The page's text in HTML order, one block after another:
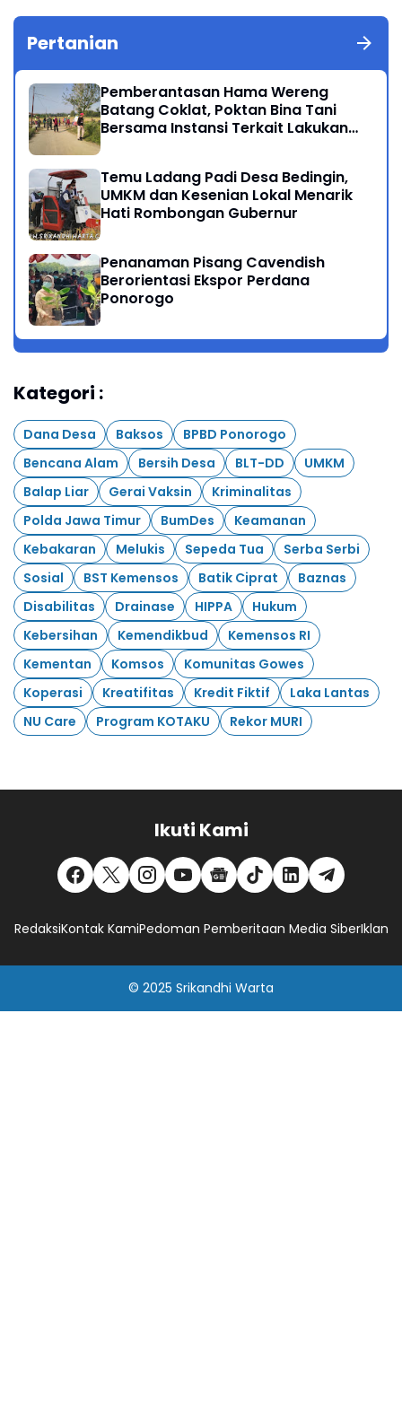
Pertanian
Pemberantasan Hama Wereng
Batang Coklat, Poktan Bina Tani
Bersama Instansi Terkait Lakukan
Temu Ladang Padi Desa Bedingin,
UMKM dan Kesenian Lokal Menarik
Hati Rombongan Gubernur
Penanaman Pisang Cavendish
Berorientasi Ekspor Perdana
Ponorogo
Kategori :
Dana Desa Baksos
BPBD Ponorogo
Bencana Alam
Bersih Desa BLT-DD
UMKM
Balap Liar
Gerai Vaksin
Kriminalitas
Polda Jawa Timur
BumDes
Keamanan
Kebakaran
Melukis Sepeda Tua
Serba Serbi
Sosial
BST Kemensos Batik Ciprat
Baznas
Disabilitas
Drainase HIPPA
Hukum
Kebersihan
Kemendikbud
Kemensos RI
Kementan
Komsos
Komunitas Gowes
Koperasi
Kreatifitas Kredit Fiktif
Laka Lantas
NU Care
Program KOTAKU Rekor MURI
Ikuti Kami
RedaksiKontak KamiPedoman Pemberitaan Media SiberIklan
© 2025 Srikandhi Warta